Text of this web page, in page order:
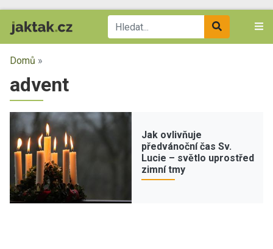
Domů »
advent
Jak ovlivňuje
předvánoční čas Sv.
Lucie – světlo uprostřed
zimní tmy